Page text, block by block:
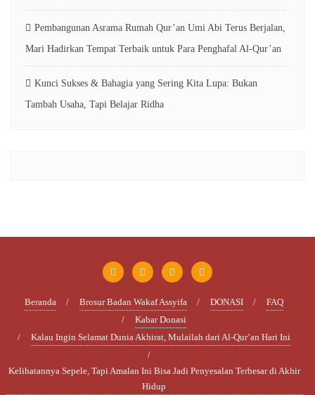
Pembangunan Asrama Rumah Qur’an Umi Abi Terus Berjalan,
Mari Hadirkan Tempat Terbaik untuk Para Penghafal Al-Qur’an
Kunci Sukses & Bahagia yang Sering Kita Lupa: Bukan
Tambah Usaha, Tapi Belajar Ridha
Beranda Brosur Badan Wakaf Assyifa DONASI
FAQ
Kabar Donasi
Kalau Ingin Selamat Dunia Akhirat, Mulailah dari Al-Qur’an Hari Ini
Kelihatannya Sepele, Tapi Amalan Ini Bisa Jadi Penyesalan Terbesar di Akhir
Hidup